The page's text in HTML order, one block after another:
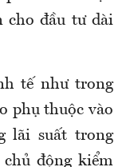
cho đầu tư dài
tế như trong
phụ thuộc vào
lãi suất trong
động kiểm